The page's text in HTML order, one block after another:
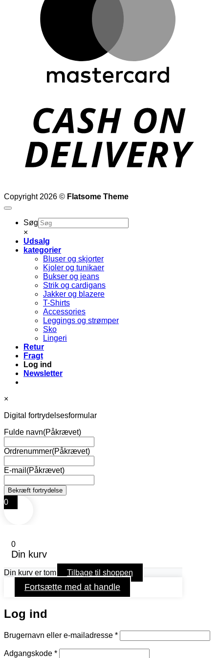
Copyright 2026 © Flatsome Theme
Søg
×
Udsalg
kategorier
Bluser og skjorter
Kjoler og tunikaer
Bukser og jeans
Strik og cardigans
Jakker og blazere
T-Shirts
Accessories
Leggings og strømper
Sko
Lingeri
Retur
Fragt
Log ind
Newsletter
×
Digital fortrydelsesformular
Fulde navn(Påkrævet)
Ordrenummer(Påkrævet)
E-mail (Påkrævet)
0
0
Din kurv
Din kurv er tom Tilbage til shoppen
Fortsætte med at handle
Log ind
Brugernavn eller e-mailadresse *Påkrævet
Adgangskode *Påkrævet